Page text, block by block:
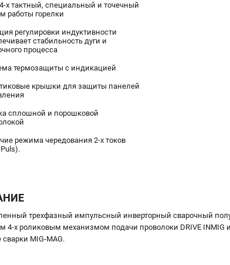
х тактный, специальный и точечный
работы горелки
регулировки индуктивности
стабильность дуги и
процесса
термозащиты с индикацией
крышки для защиты панелей
сплошной и порошковой
режима чередования 2-х токов
трехфазный импульсный инверторный сварочный
4-х роликовым механизмом подачи проволоки DRIVE INMIG
MIG-MAG.